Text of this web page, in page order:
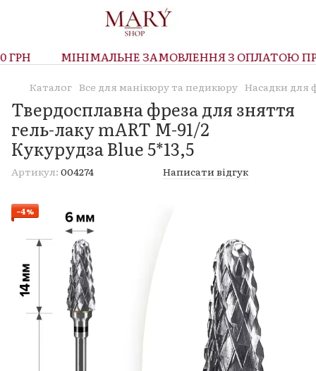
МІНІМАЛЬНЕ ЗАМОВЛЕННЯ З ОПЛАТОЮ
Каталог Все для манікюру та педикюру Насадки для
Твердосплавна фреза для зняття
гель-лаку mART M-91/2
Кукурудза Blue 5*13,5
Артикул: 004274 Написати відгук
−4%